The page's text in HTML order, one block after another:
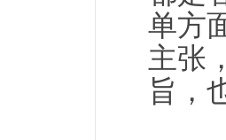
单方
主张
旨，